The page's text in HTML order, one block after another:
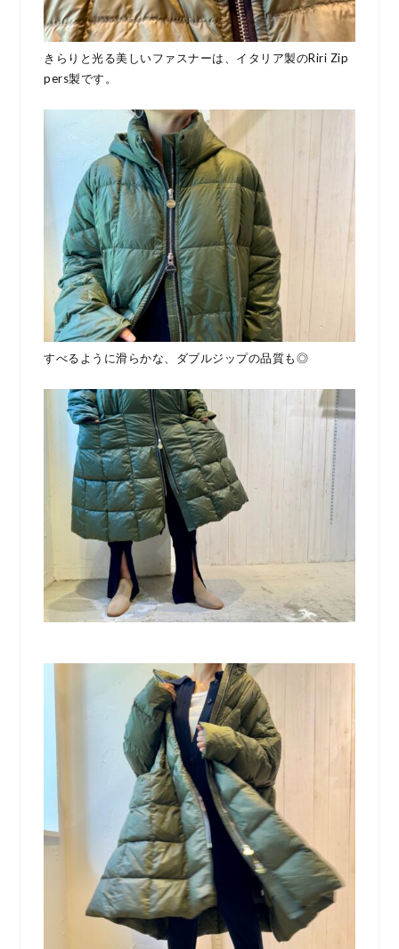
きらりと光る美しいファスナーは、イタリア製のRiri Zip
pers製です。
すべるように滑らかな、ダブルジップの品質も◎